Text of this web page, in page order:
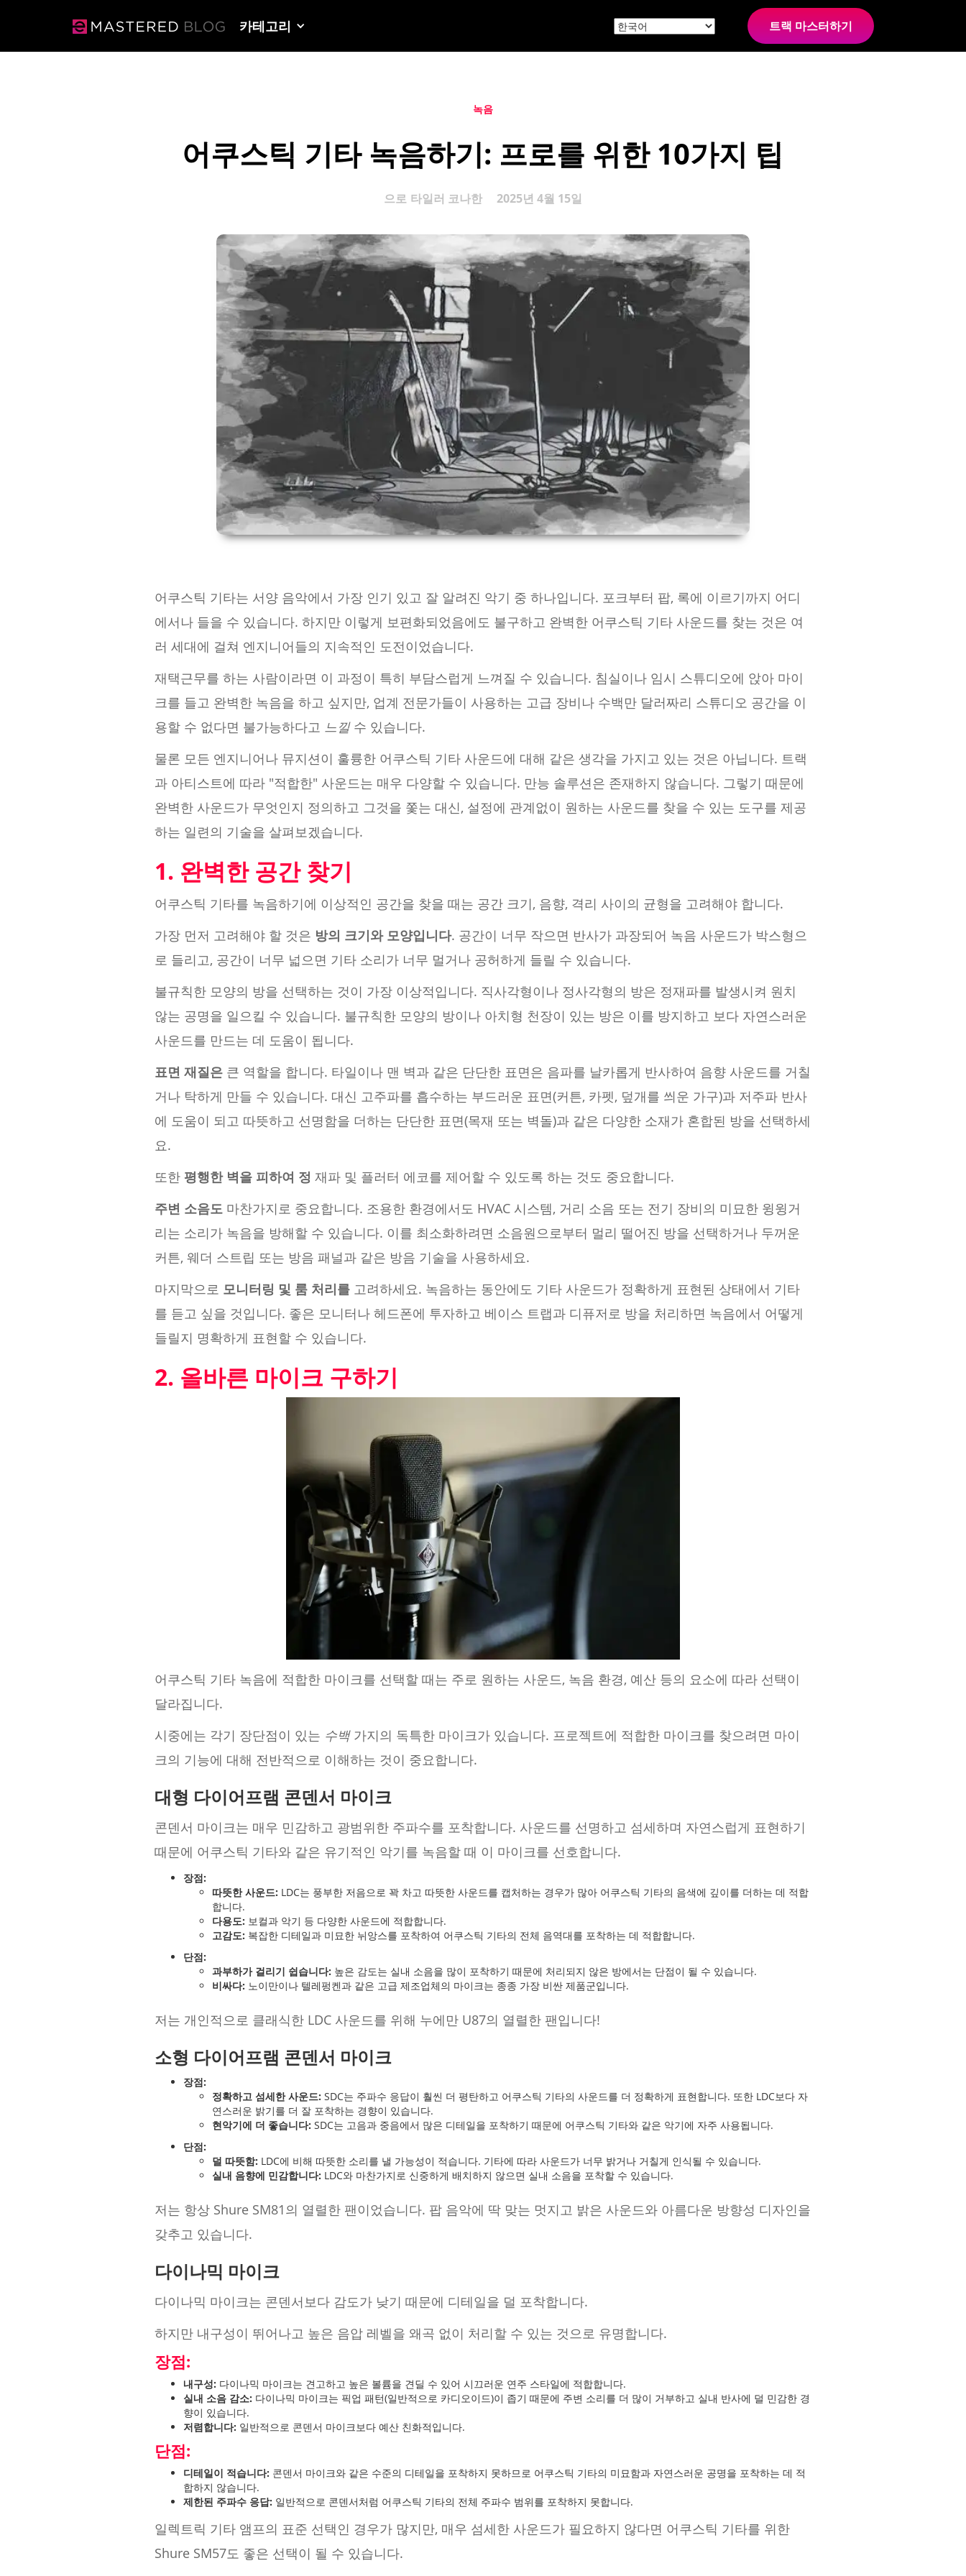
카테고리 트랙 마스터하기
녹음
어쿠스틱 기타 녹음하기: 프로를 위한 10가지 팁
으로 타일러 코나한 2025년 4월 15일
어쿠스틱 기타는 서양 음악에서 가장 인기 있고 잘 알려진 악기 중 하나입니다. 포크부터 팝, 록에 이르기까지 어디
에서나 들을 수 있습니다. 하지만 이렇게 보편화되었음에도 불구하고 완벽한 어쿠스틱 기타 사운드를 찾는 것은 여
러 세대에 걸쳐 엔지니어들의 지속적인 도전이었습니다.
재택근무를 하는 사람이라면 이 과정이 특히 부담스럽게 느껴질 수 있습니다. 침실이나 임시 스튜디오에 앉아 마이
크를 들고 완벽한 녹음을 하고 싶지만, 업계 전문가들이 사용하는 고급 장비나 수백만 달러짜리 스튜디오 공간을 이
용할 수 없다면 불가능하다고 느낄수 있습니다.
물론 모든 엔지니어나 뮤지션이 훌륭한 어쿠스틱 기타 사운드에 대해 같은 생각을 가지고 있는 것은 아닙니다. 트랙
과 아티스트에 따라 "적합한" 사운드는 매우 다양할 수 있습니다. 만능 솔루션은 존재하지 않습니다. 그렇기 때문에
완벽한 사운드가 무엇인지 정의하고 그것을 쫓는 대신, 설정에 관계없이 원하는 사운드를 찾을 수 있는 도구를 제공
하는 일련의 기술을 살펴보겠습니다.
1. 완벽한 공간 찾기
어쿠스틱 기타를 녹음하기에 이상적인 공간을 찾을 때는 공간 크기, 음향, 격리 사이의 균형을 고려해야 합니다.
가장 먼저 고려해야 할 것은 방의 크기와 모양입니다. 공간이 너무 작으면 반사가 과장되어 녹음 사운드가 박스형으
로 들리고, 공간이 너무 넓으면 기타 소리가 너무 멀거나 공허하게 들릴 수 있습니다.
불규칙한 모양의 방을 선택하는 것이 가장 이상적입니다. 직사각형이나 정사각형의 방은 정재파를 발생시켜 원치
않는 공명을 일으킬 수 있습니다. 불규칙한 모양의 방이나 아치형 천장이 있는 방은 이를 방지하고 보다 자연스러운
사운드를 만드는 데 도움이 됩니다.
표면 재질은 큰 역할을 합니다. 타일이나 맨 벽과 같은 단단한 표면은 음파를 날카롭게 반사하여 음향 사운드를 거칠
거나 탁하게 만들 수 있습니다. 대신 고주파를 흡수하는 부드러운 표면(커튼, 카펫, 덮개를 씌운 가구)과 저주파 반사
에 도움이 되고 따뜻하고 선명함을 더하는 단단한 표면(목재 또는 벽돌)과 같은 다양한 소재가 혼합된 방을 선택하세
요.
또한 평행한 벽을 피하여 정 재파 및 플러터 에코를 제어할 수 있도록 하는 것도 중요합니다.
주변 소음도 마찬가지로 중요합니다. 조용한 환경에서도 HVAC 시스템, 거리 소음 또는 전기 장비의 미묘한 윙윙거
리는 소리가 녹음을 방해할 수 있습니다. 이를 최소화하려면 소음원으로부터 멀리 떨어진 방을 선택하거나 두꺼운
커튼, 웨더 스트립 또는 방음 패널과 같은 방음 기술을 사용하세요.
마지막으로 모니터링 및 룸 처리를 고려하세요. 녹음하는 동안에도 기타 사운드가 정확하게 표현된 상태에서 기타
를 듣고 싶을 것입니다. 좋은 모니터나 헤드폰에 투자하고 베이스 트랩과 디퓨저로 방을 처리하면 녹음에서 어떻게
들릴지 명확하게 표현할 수 있습니다.
2. 올바른 마이크 구하기
어쿠스틱 기타 녹음에 적합한 마이크를 선택할 때는 주로 원하는 사운드, 녹음 환경, 예산 등의 요소에 따라 선택이
달라집니다.
시중에는 각기 장단점이 있는 수백가지의 독특한 마이크가 있습니다. 프로젝트에 적합한 마이크를 찾으려면 마이
크의 기능에 대해 전반적으로 이해하는 것이 중요합니다.
대형 다이어프램 콘덴서 마이크
콘덴서 마이크는 매우 민감하고 광범위한 주파수를 포착합니다. 사운드를 선명하고 섬세하며 자연스럽게 표현하기
때문에 어쿠스틱 기타와 같은 유기적인 악기를 녹음할 때 이 마이크를 선호합니다.
장점:
따뜻한 사운드: LDC는 풍부한 저음으로 꽉 차고 따뜻한 사운드를 캡처하는 경우가 많아 어쿠스틱 기타의 음색에 깊이를 더하는 데 적합
합니다.
다용도: 보컬과 악기 등 다양한 사운드에 적합합니다.
고감도: 복잡한 디테일과 미묘한 뉘앙스를 포착하여 어쿠스틱 기타의 전체 음역대를 포착하는 데 적합합니다.
단점:
과부하가 걸리기 쉽습니다: 높은 감도는 실내 소음을 많이 포착하기 때문에 처리되지 않은 방에서는 단점이 될 수 있습니다.
비싸다: 노이만이나 텔레펑켄과 같은 고급 제조업체의 마이크는 종종 가장 비싼 제품군입니다.
저는 개인적으로 클래식한 LDC 사운드를 위해 누에만 U87의 열렬한 팬입니다!
소형 다이어프램 콘덴서 마이크
장점:
정확하고 섬세한 사운드: SDC는 주파수 응답이 훨씬 더 평탄하고 어쿠스틱 기타의 사운드를 더 정확하게 표현합니다. 또한 LDC보다 자
연스러운 밝기를 더 잘 포착하는 경향이 있습니다.
현악기에 더 좋습니다: SDC는 고음과 중음에서 많은 디테일을 포착하기 때문에 어쿠스틱 기타와 같은 악기에 자주 사용됩니다.
단점:
덜 따뜻함: LDC에 비해 따뜻한 소리를 낼 가능성이 적습니다. 기타에 따라 사운드가 너무 밝거나 거칠게 인식될 수 있습니다.
실내 음향에 민감합니다: LDC와 마찬가지로 신중하게 배치하지 않으면 실내 소음을 포착할 수 있습니다.
저는 항상 Shure SM81의 열렬한 팬이었습니다. 팝 음악에 딱 맞는 멋지고 밝은 사운드와 아름다운 방향성 디자인을
갖추고 있습니다.
다이나믹 마이크
다이나믹 마이크는 콘덴서보다 감도가 낮기 때문에 디테일을 덜 포착합니다.
하지만 내구성이 뛰어나고 높은 음압 레벨을 왜곡 없이 처리할 수 있는 것으로 유명합니다.
장점:
내구성: 다이나믹 마이크는 견고하고 높은 볼륨을 견딜 수 있어 시끄러운 연주 스타일에 적합합니다.
실내 소음 감소: 다이나믹 마이크는 픽업 패턴(일반적으로 카디오이드)이 좁기 때문에 주변 소리를 더 많이 거부하고 실내 반사에 덜 민감한 경
향이 있습니다.
저렴합니다: 일반적으로 콘덴서 마이크보다 예산 친화적입니다.
단점:
디테일이 적습니다: 콘덴서 마이크와 같은 수준의 디테일을 포착하지 못하므로 어쿠스틱 기타의 미묘함과 자연스러운 공명을 포착하는 데 적
합하지 않습니다.
제한된 주파수 응답: 일반적으로 콘덴서처럼 어쿠스틱 기타의 전체 주파수 범위를 포착하지 못합니다.
일렉트릭 기타 앰프의 표준 선택인 경우가 많지만, 매우 섬세한 사운드가 필요하지 않다면 어쿠스틱 기타를 위한
Shure SM57도 좋은 선택이 될 수 있습니다.